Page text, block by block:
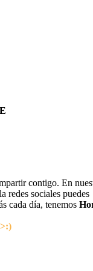
contigo. En
redes sociales puedes
cada día, tenemos